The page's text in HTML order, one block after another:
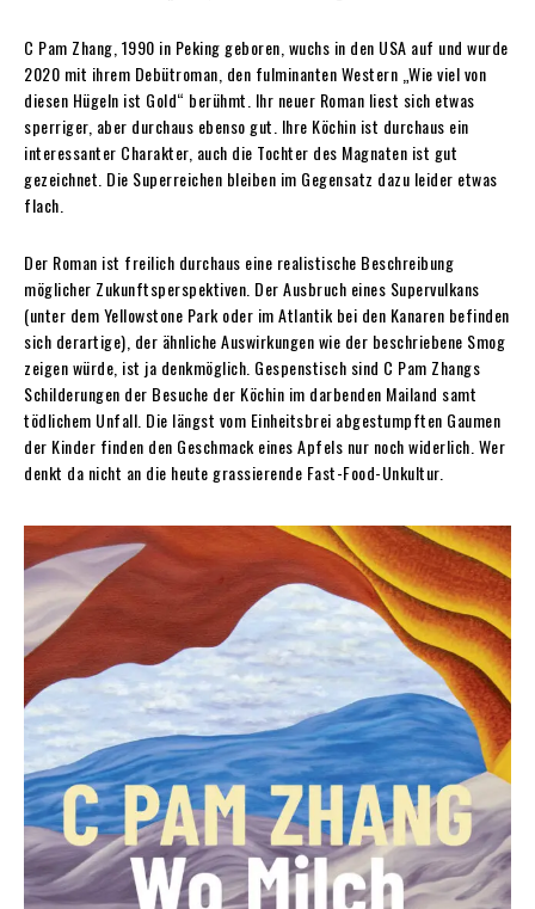
C Pam Zhang, 1990 in Peking geboren, wuchs in den USA auf und wurde
2020 mit ihrem Debütroman, den fulminanten Western „Wie viel von
diesen Hügeln ist Gold“ berühmt. Ihr neuer Roman liest sich etwas
sperriger, aber durchaus ebenso gut. Ihre Köchin ist durchaus ein
interessanter Charakter, auch die Tochter des Magnaten ist gut
gezeichnet. Die Superreichen bleiben im Gegensatz dazu leider etwas
flach.
Der Roman ist freilich durchaus eine realistische Beschreibung
möglicher Zukunftsperspektiven. Der Ausbruch eines Supervulkans
(unter dem Yellowstone Park oder im Atlantik bei den Kanaren befinden
sich derartige), der ähnliche Auswirkungen wie der beschriebene Smog
zeigen würde, ist ja denkmöglich. Gespenstisch sind C Pam Zhangs
Schilderungen der Besuche der Köchin im darbenden Mailand samt
tödlichem Unfall. Die längst vom Einheitsbrei abgestumpften Gaumen
der Kinder finden den Geschmack eines Apfels nur noch widerlich. Wer
denkt da nicht an die heute grassierende Fast-Food-Unkultur.